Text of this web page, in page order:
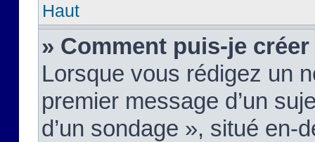
Haut
» Comment puis-je
Lorsque vous rédigez un
premier message d’un
d’un sondage », situé en-